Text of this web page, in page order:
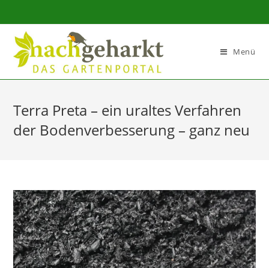
Sidebar-
Inhalt
Menü
Terra Preta – ein uraltes Verfahren
der Bodenverbesserung – ganz neu